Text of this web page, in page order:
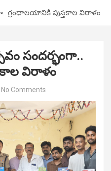
గ్రంథాలయానికి పుస్తకాల విరాళం
సందర్భంగా..
విరాళం
No Comments